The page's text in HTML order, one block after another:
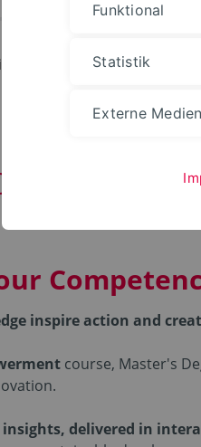
Beteiligung
inspire action and
course, Master's
delivered in
Funktional
Statistik
Externe Medien